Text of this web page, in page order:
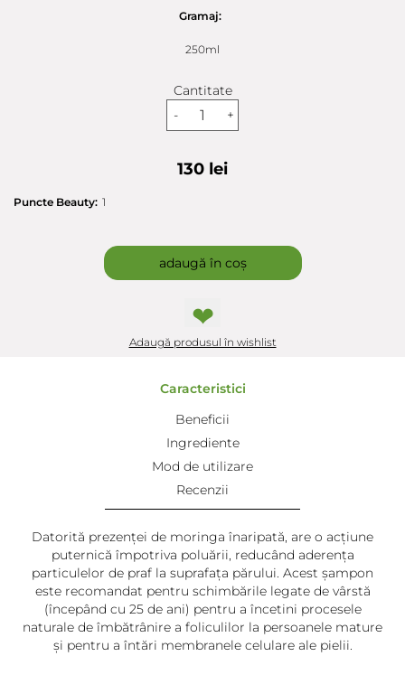
Gramaj:
250ml
Cantitate
-
+
130 lei
Puncte Beauty: 1
adaugă în coș
❤
Adaugă produsul în wishlist
Caracteristici
Beneficii
Ingrediente
Mod de utilizare
Recenzii
Datorită prezenței de moringa înaripată, are o acțiune
puternică împotriva poluării, reducând aderența
particulelor de praf la suprafața părului. Acest șampon
este recomandat pentru schimbările legate de vârstă
(începând cu 25 de ani) pentru a încetini procesele
naturale de îmbătrânire a foliculilor la persoanele mature
și pentru a întări membranele celulare ale pielii.